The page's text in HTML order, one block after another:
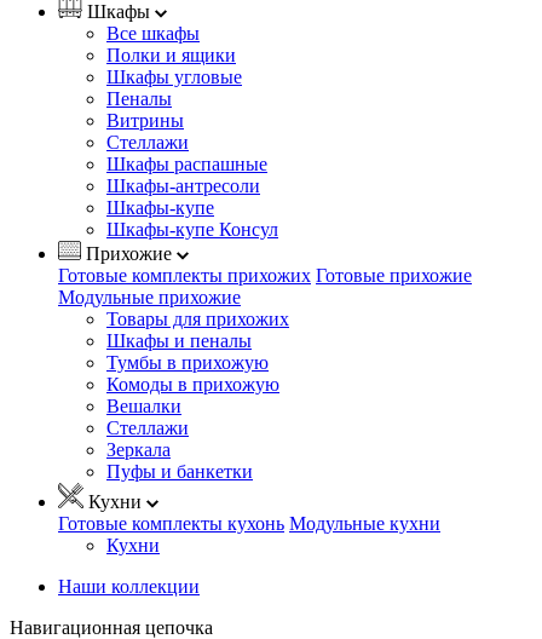
Шкафы
Все шкафы
Полки и ящики
Шкафы угловые
Пеналы
Витрины
Стеллажи
Шкафы распашные
Шкафы-антресоли
Шкафы-купе
Шкафы-купе Консул
Прихожие
Готовые комплекты прихожих Готовые прихожие
Модульные прихожие
Товары для прихожих
Шкафы и пеналы
Тумбы в прихожую
Комоды в прихожую
Вешалки
Стеллажи
Зеркала
Пуфы и банкетки
Кухни
Готовые комплекты кухонь Модульные кухни
Кухни
Наши коллекции
Навигационная цепочка